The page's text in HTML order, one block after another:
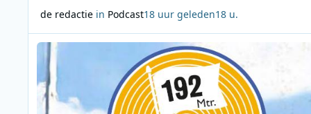
de redactiein Podcast18 uur geleden18 u.
Lees meer over Offshore and More op 192 Radio staat stil bij